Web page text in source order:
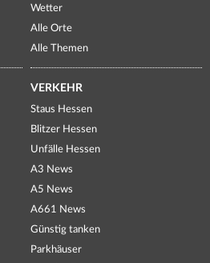
Wetter
Alle Orte
Alle Themen
VERKEHR
Staus Hessen
Blitzer Hessen
Unfälle Hessen
A3 News
A5 News
A661 News
Günstig tanken
Parkhäuser